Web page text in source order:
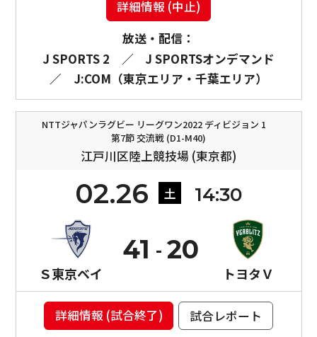
詳細情報 (中止)
放送・配信：
J SPORTS 2
／
J SPORTSオンデマンド
／
J:COM（東京エリア・千葉エリア）
NTTジャパンラグビー リーグワン2022 ディビジョン 1
第7節 交流戦 (D1-M40)
江戸川区陸上競技場 (東京都)
02.26 土 14:30
Ｓ東京ベイ
41
トヨタＶ
20
詳細情報 (試合終了)
試合レポート